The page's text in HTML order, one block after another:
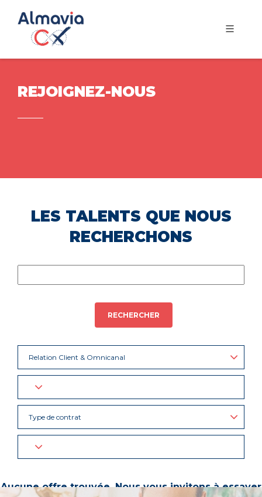
REJOIGNEZ-NOUS
LES TALENTS QUE NOUS
RECHERCHONS
RECHERCHER
Relation Client & Omnicanal
Type de contrat
Aucune offre trouvée. Nous vous invitons à essayer